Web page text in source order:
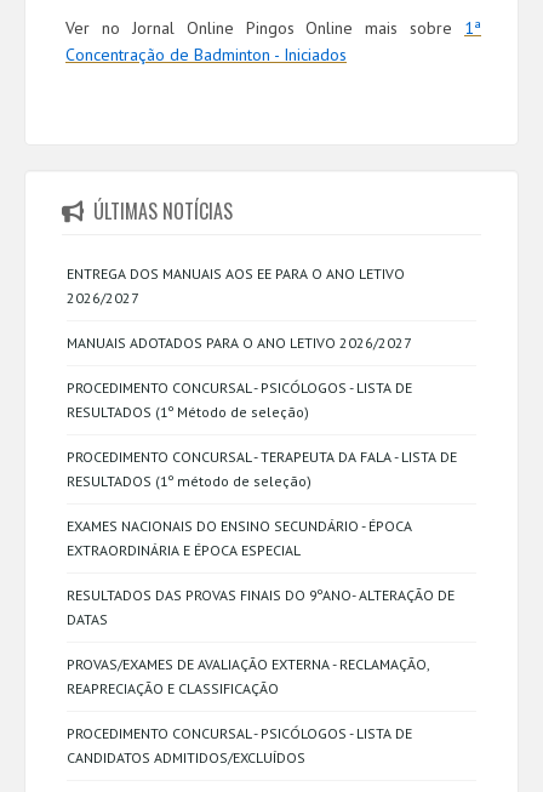
Ver no Jornal Online Pingos Online mais sobre 1ª
Concentração de Badminton - Iniciados
ÚLTIMAS NOTÍCIAS
ENTREGA DOS MANUAIS AOS EE PARA O ANO LETIVO
2026/2027
MANUAIS ADOTADOS PARA O ANO LETIVO 2026/2027
PROCEDIMENTO CONCURSAL - PSICÓLOGOS - LISTA DE
RESULTADOS (1º Método de seleção)
PROCEDIMENTO CONCURSAL - TERAPEUTA DA FALA - LISTA DE
RESULTADOS (1º método de seleção)
EXAMES NACIONAIS DO ENSINO SECUNDÁRIO - ÉPOCA
EXTRAORDINÁRIA E ÉPOCA ESPECIAL
RESULTADOS DAS PROVAS FINAIS DO 9ºANO- ALTERAÇÃO DE
DATAS
PROVAS/EXAMES DE AVALIAÇÃO EXTERNA - RECLAMAÇÃO,
REAPRECIAÇÃO E CLASSIFICAÇÃO
PROCEDIMENTO CONCURSAL - PSICÓLOGOS - LISTA DE
CANDIDATOS ADMITIDOS/EXCLUÍDOS